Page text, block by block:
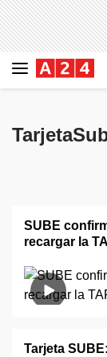
SUBE
recargar la
Tarjeta